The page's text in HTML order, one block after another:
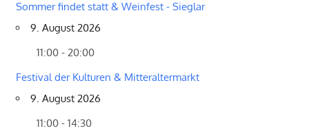
Sommer findet statt & Weinfest - Sieglar
9. August 2026
11:00 - 20:00
Festival der Kulturen & Mitteraltermarkt
9. August 2026
11:00 - 14:30